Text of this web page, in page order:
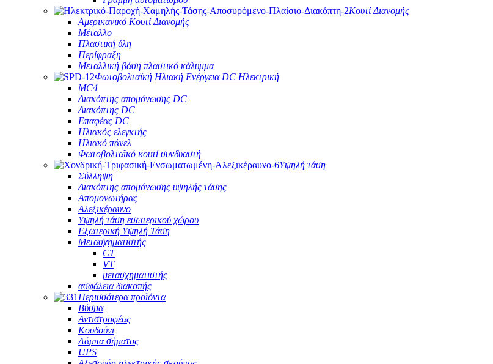
Κουτί Διανομής
Αμερικανικό Κουτί Διανομής
Μέταλλο
Πλαστική ύλη
Περίφραξη
Μεταλλική βάση πλαστικό κάλυμμα
Φωτοβολταϊκή Ηλιακή Ενέργεια DC Ηλεκτρική
MC4
Διακόπτης απομόνωσης DC
Διακόπτης DC
Επαφέας DC
Ηλιακός ελεγκτής
Ηλιακό πάνελ
Φωτοβολταϊκό κουτί συνδυαστή
Υψηλή τάση
Σύλληψη
Διακόπτης απομόνωσης υψηλής τάσης
Απομονωτήρας
Αλεξικέραυνο
Υψηλή τάση εσωτερικού χώρου
Εξωτερική Υψηλή Τάση
Μετασχηματιστής
CT
VT
μετασχηματιστής
ασφάλεια διακοπής
Περισσότερα προϊόντα
Βύσμα
Αντιστροφέας
Κουδούνι
Λάμπα σήματος
UPS